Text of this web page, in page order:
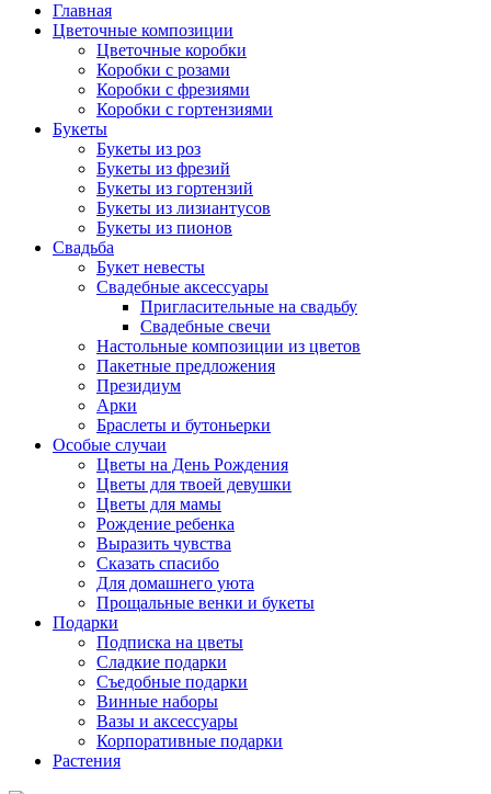
Главная
Цветочные композиции
Цветочные коробки
Коробки с розами
Коробки с фрезиями
Коробки с гортензиями
Букеты
Букеты из роз
Букеты из фрезий
Букеты из гортензий
Букеты из лизиантусов
Букеты из пионов
Свадьба
Букет невесты
Свадебные аксессуары
Пригласительные на свадьбу
Свадебные свечи
Настольные композиции из цветов
Пакетные предложения
Президиум
Арки
Браслеты и бутоньерки
Особые случаи
Цветы на День Рождения
Цветы для твоей девушки
Цветы для мамы
Рождение ребенка
Выразить чувства
Сказать спасибо
Для домашнего уюта
Прощальные венки и букеты
Подарки
Подписка на цветы
Сладкие подарки
Съедобные подарки
Винные наборы
Вазы и аксессуары
Корпоративные подарки
Растения